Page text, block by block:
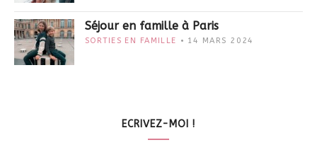
Séjour en famille à Paris
SORTIES EN FAMILLE 14 MARS 2024
ECRIVEZ-MOI !